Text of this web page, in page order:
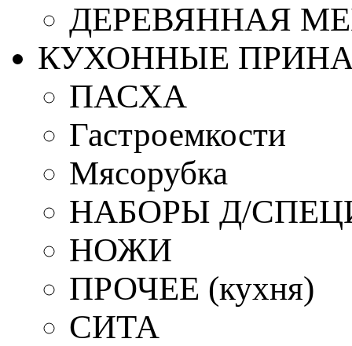
ДЕРЕВЯННАЯ
КУХОННЫЕ
ПАСХА
Гастроемкости
Мясорубка
НАБОРЫ Д/
НОЖИ
ПРОЧЕЕ (кухня)
СИТА